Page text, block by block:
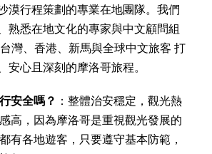
漠行程策劃的專業在地團隊。我們
熟悉在地文化的專家與中文顧問組
灣、香港、新馬與全球中文旅客 打
安心且深刻的摩洛哥旅程。
安全嗎？ ：整體治安穩定，觀光熱
高，因為摩洛哥是重視觀光發展的
有各地遊客，只要遵守基本防範，